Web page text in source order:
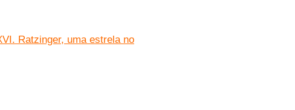
Ratzinger, uma estrela no